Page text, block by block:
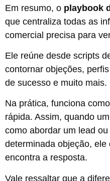
Em resumo, o playbook
que centraliza todas as
comercial precisa para
Ele reúne desde scripts
contornar objeções,
de sucesso e muito mais.
Na prática, funciona
rápida. Assim, quando
como abordar um lead
determinada objeção,
encontra a resposta.
Vale ressaltar que a